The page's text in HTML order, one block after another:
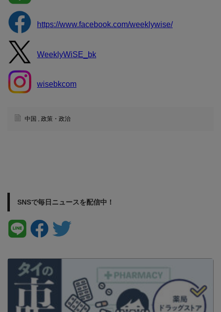
https://www.facebook.com/weeklywise/
WeeklyWiSE_bk
wisebkcom
中国 , 政策・政治
SNSで毎日ニュースを配信中！